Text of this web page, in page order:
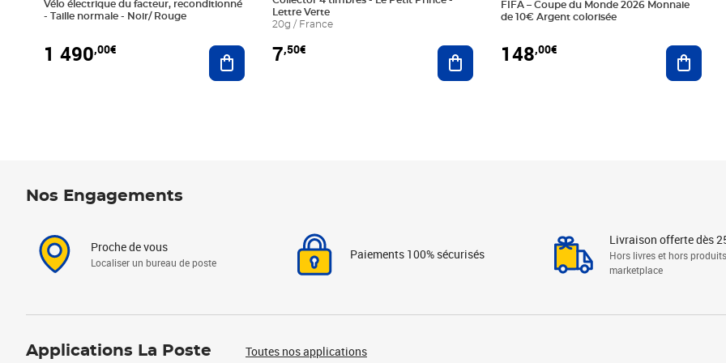
Vélo électrique du facteur, reconditionné
- Taille normale - Noir/ Rouge
1 490,00€ Ajouter au panier
Lettre Verte
20g / France
7,50€ Ajouter au panier
FIFA – Coupe du Monde 2026 Monnaie
de 10€ Argent colorisée
148,00€
Nos Engagements
Proche de vous
Localiser un bureau de poste
Paiements 100% sécurisés
Livraison offerte dès
Hors livres et hors produits
marketplace
Applications La Poste Toutes nos applications